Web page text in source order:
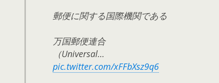
郵便に関する国際機関である
万国郵便連合
（Universal…
pic.twitter.com/xFFbXsz9q6